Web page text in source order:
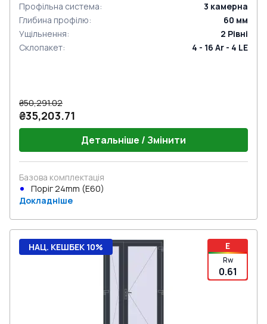
Профільна система: 3 камерна
Глибина профілю: 60 мм
Ущільнення: 2 Рівні
Склопакет: 4 - 16 Ar - 4 LE
₴50,291.02
₴35,203.71
Детальніше / Змінити
Базова комплектація
Поріг 24mm (E60)
Докладніше
E
Rw
0.61
НАЦ. КЕШБЕК 10%